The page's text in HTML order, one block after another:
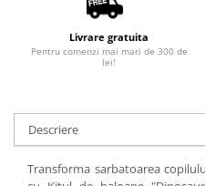
Livrare gratuita
Pentru comenzi mai mari de 300 de
lei!
Descriere
Transforma sarbatoarea